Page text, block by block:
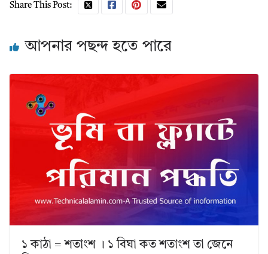
Share This Post:
আপনার পছন্দ হতে পারে
১ কাঠা = শতাংশ । ১ বিঘা কত শতাংশ তা জেনে